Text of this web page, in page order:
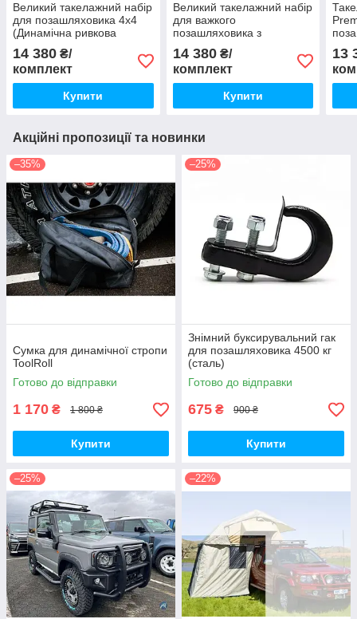
Великий такелажний набір
для позашляховика 4х4
(Динамічна ривкова
стропа 16т/Сіра сумка)
14 380 ₴/
комплект
Купити
Великий такелажний набір
для важкого
позашляховика з
динамічною стропою 16 т
(Чорна сумка, Oxford
1680)
14 380₴/
комплект
Купити
13
Акційні пропозиції та новинки
–35%
Сумка для динамічної стропи
ToolRoll
Готово до відправки
1 170 ₴ 1 800 ₴
Купити
–25%
Знімний буксирувальний гак
для позашляховика 4500 кг
(сталь)
Готово до відправки
675 ₴ 900 ₴
Купити
–25% –22%